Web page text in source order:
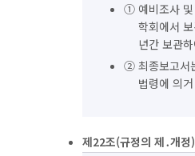
① 예비조사 및
학회에서
년간 보관
② 최종보고서
법령에 의
제22조(규정의 제․개정)